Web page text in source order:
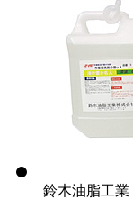
鈴木油脂工業